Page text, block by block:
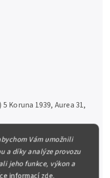
Vám umožnili
a díky analýze provozu
jeho funkce, výkon a
Detail
Koruna 1939, Aurea 31,